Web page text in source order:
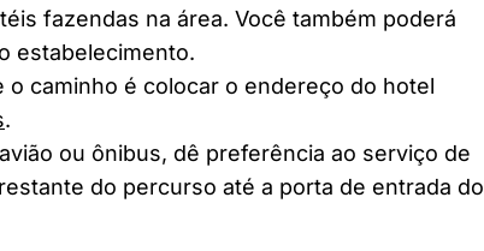
fazendas na área. Você também poderá
estabelecimento.
caminho é colocar o endereço do hotel
.
ou ônibus, dê preferência ao serviço de
do percurso até a porta de entrada do